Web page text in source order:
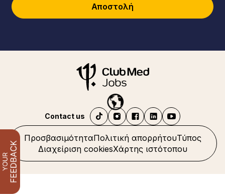
Αποστολή
ΠροσβασιμότηταΠολιτική απορρήτουΤύπος
Διαχείριση cookiesΧάρτης ιστότοπου
Contact us